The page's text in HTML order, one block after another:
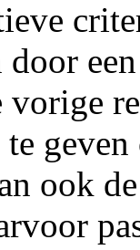
door
ook